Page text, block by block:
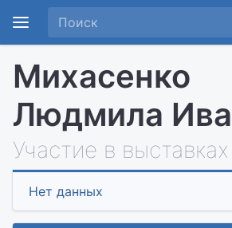
Михасенко
Людмила
Участие в выставках
Нет данных